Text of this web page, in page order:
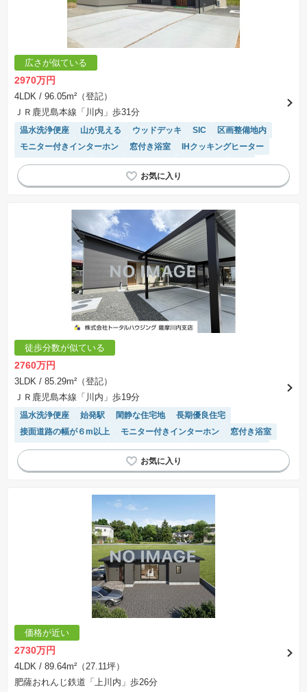
広さが似ている
2970万円
4LDK / 96.05m²（登記）
ＪＲ鹿児島本線「川内」歩31分
温水洗浄便座 山が見える ウッドデッキ SIC
区画整備地内
モニター付きインターホン
窓付き浴室
IHクッキングヒーター
システムキッチン
キッチン収納が多い 浴室乾燥機
WIC
オール電化
食洗機
徒歩分数が似ている
2760万円
3LDK / 85.29m²（登記）
ＪＲ鹿児島本線「川内」歩19分
温水洗浄便座 始発駅 閑静な住宅地
長期優良住宅
接面道路の幅が６m以上
モニター付きインターホン
窓付き浴室
IHクッキングヒーター
システムキッチン
キッチン収納が多い
WIC
対面キッチン 食洗機
価格が近い
2730万円
4LDK / 89.64m²（27.11坪）
肥薩おれんじ鉄道「上川内」歩26分